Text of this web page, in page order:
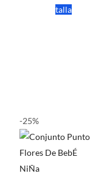
talla
-25%